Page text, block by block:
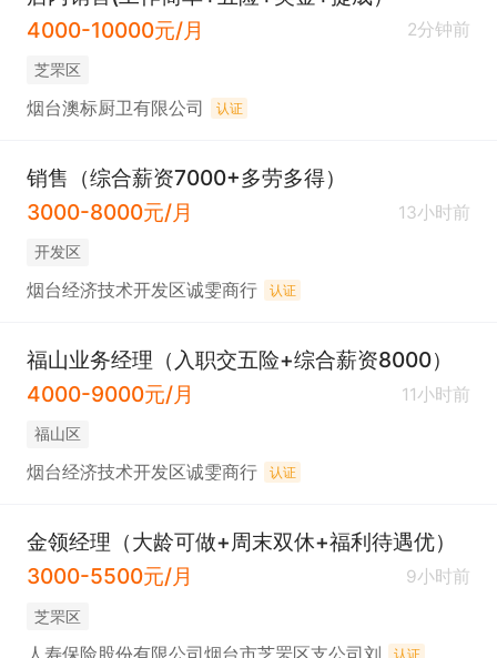
4000-10000元/月
2分钟前
芝罘区
烟台澳标厨卫有限公司 认证
销售（综合薪资7000+多劳多得）
3000-8000元/月
13小时前
开发区
烟台经济技术开发区诚雯商行 认证
福山业务经理（入职交五险+综合薪资8000）
4000-9000元/月
11小时前
福山区
烟台经济技术开发区诚雯商行 认证
金领经理（大龄可做+周末双休+福利待遇优）
3000-5500元/月
9小时前
芝罘区
认证